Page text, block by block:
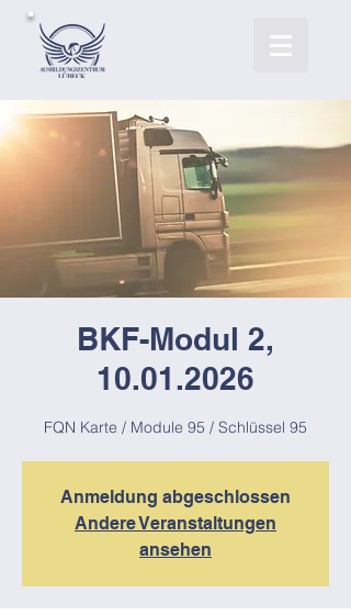
BKF-Modul 2,
10.01.2026
FQN Karte / Module 95 / Schlüssel 95
Anmeldung abgeschlossen
Andere Veranstaltungen
ansehen